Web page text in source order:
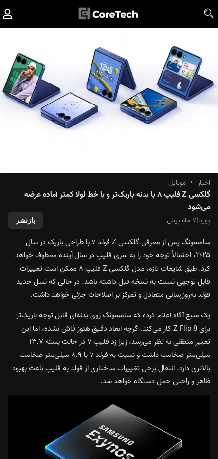
اخبار • موبایل
گلکسی Z فلیپ ۸ با بدنه باریک‌تر و با خط لولا کمتر آماده عرضه
می‌شود
پوریا|۷ ماه پیش بازنشر
سامسونگ پس از معرفی گلکسی Z فولد ۷ با طراحی باریک در سال
۲۰۲۵، احتمالاً توجه خود را به سری فلیپ در سال آینده معطوف خواهد
کرد. طبق شایعات تازه، مدل گلکسی Z فلیپ ۸ ممکن است تغییرات
قابل توجهی نسبت به نسخه قبل داشته باشد. در حالی که نسل جدید
فولد به‌روزرسانی متعادل و تمرکز بر اصلاحات جزئی خواهد داشت.
یک منبع آگاه اعلام کرده که سامسونگ روی بدنه‌ای قابل توجه باریک‌تر
برای Z Flip 8 کار می‌کند. گرچه ابعاد دقیق هنوز فاش نشده، اما این
تغییر منطقی به نظر می‌رسد، زیرا زد فلیپ ۷ در حالت بسته ۱۳.۷
میلی‌متر ضخامت داشت و نسبت به فولد ۷ با ۸.۹ میلی‌متر ضخامت
بالاتری دارد. انتقال برخی تغییرات ساختاری از فولد به فلیپ باعث بهبود
ظاهر و راحتی حمل دستگاه خواهد شد.